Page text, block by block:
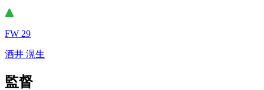
FW 29
酒井 滉生
監督